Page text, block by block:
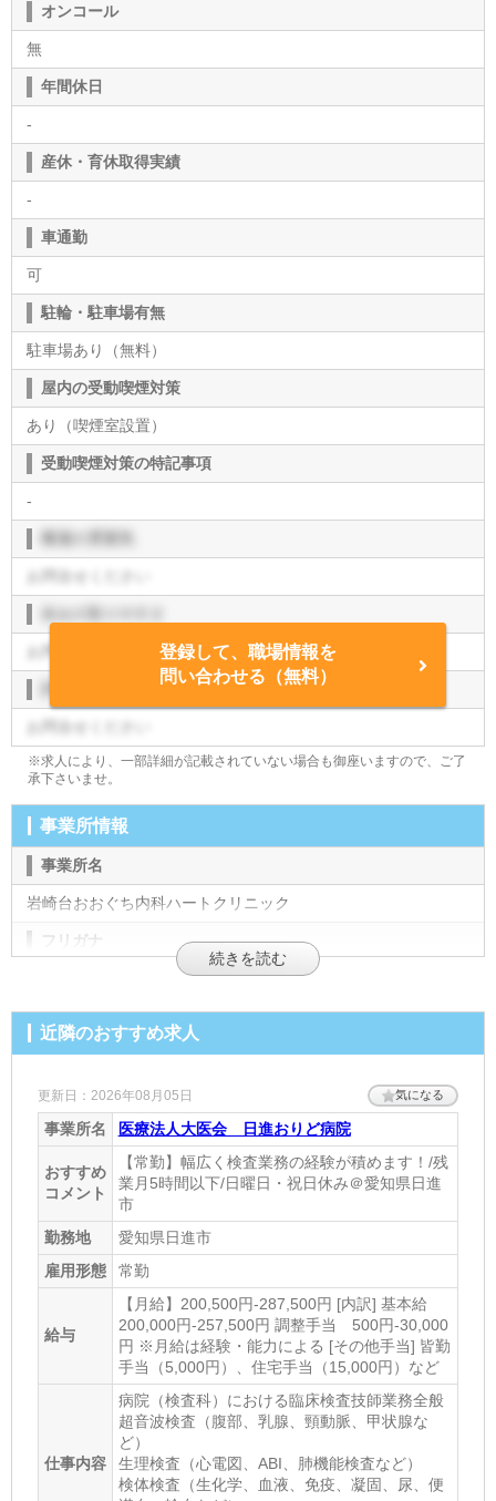
オンコール
無
年間休日
-
産休・育休取得実績
-
車通勤
可
駐輪・駐車場有無
駐車場あり（無料）
屋内の受動喫煙対策
あり（喫煙室設置）
受動喫煙対策の特記事項
-
職場の雰囲気
お問合せください
お問合せください
登録して、職場情報を
問い合わせる（無料）
※求人により、一部詳細が記載されていない場合も御座いますので、ご了
承下さいませ。
事業所情報
事業所名
岩崎台おおぐち内科ハートクリニック
フリガナ
イワサキダイオオグチナイカハートクリニック
施設形態
診療所
診療項目
内科・循環器科・小児科
診療時間
月火木～日 9:30～12:30 月火木金 16:00～19:00
休診日
水・祝
愛知県日進市岩崎台4-915[地図]
最寄り駅2
近隣のおすすめ求人
更新日：2026年08月05日 気になる
事業所名 医療法人大医会 日進おりど病院
おすすめ
コメント
【常勤】幅広く検査業務の経験が積めます！/残
業月5時間以下/日曜日・祝日休み＠愛知県日進
市
勤務地
愛知県日進市
雇用形態
常勤
給与
【月給】200,500円-287,500円 [内訳] 基本給
200,000円-257,500円 調整手当 500円-30,000
円 ※月給は経験・能力による [その他手当] 皆勤
手当（5,000円）、住宅手当（15,000円）など
仕事内容
病院（検査科）における臨床検査技師業務全般
超音波検査（腹部、乳腺、頸動脈、甲状腺な
ど）
生理検査（心電図、ABI、肺機能検査など）
検体検査（生化学、血液、免疫、凝固、尿、便